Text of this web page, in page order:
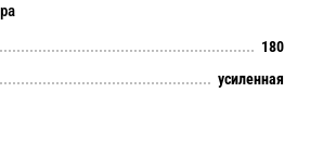
180
усиленная